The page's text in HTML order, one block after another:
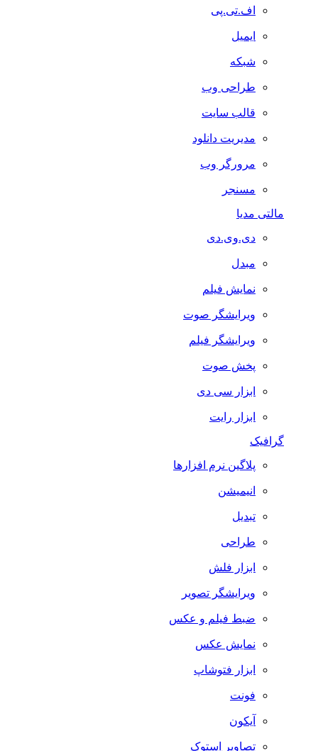
اف.تی.پی
ایمیل
شبکه
طراحی وب
قالب سایت
مدیریت دانلود
مرورگر وب
مسنجر
مالتی مدیا
دی.وی.دی
مبدل
نمایش فیلم
ویرایشگر صوت
ویرایشگر فیلم
پخش صوت
ابزار سی دی
ابزار رایت
گرافیک
پلاگین نرم افزارها
انیمیشن
تبدیل
طراحی
ابزار فلش
ویرایشگر تصویر
ضبط فيلم و عكس
نمایش عکس
ابزار فتوشاپ
فونت
آیکون
تصاویر استوک